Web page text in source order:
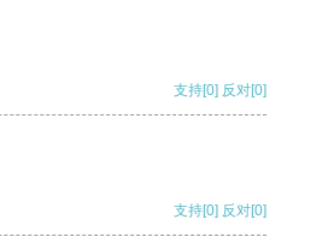
支持[0] 反对[0]
支持[0] 反对[0]